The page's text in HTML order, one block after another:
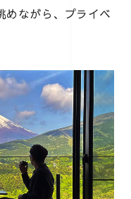
めながら、プライベ